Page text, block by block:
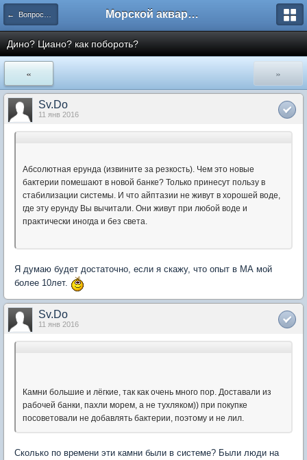
← Вопросы новичков Морской аквариум. Форумы ReefCentral.ru
Дино? Циано? как побороть?
« »
Sv.Do
11 янв 2016
Абсолютная ерунда (извините за резкость). Чем это новые
бактерии помешают в новой банке? Только принесут пользу в
стабилизации системы. И что айптазии не живут в хорошей воде,
где эту ерунду Вы вычитали. Они живут при любой воде и
практически иногда и без света.
Я думаю будет достаточно, если я скажу, что опыт в МА мой
более 10лет.
Sv.Do
11 янв 2016
Камни большие и лёгкие, так как очень много пор. Доставали из
рабочей банки, пахли морем, а не тухляком)) при покупке
посоветовали не добавлять бактерии, поэтому и не лил.
Сколько по времени эти камни были в системе? Были люди на